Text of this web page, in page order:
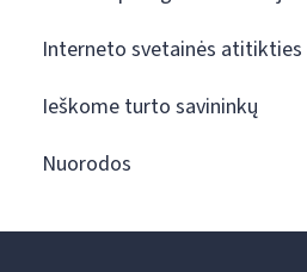
Interneto svetainės atitikties
Ieškome turto savininkų
Nuorodos